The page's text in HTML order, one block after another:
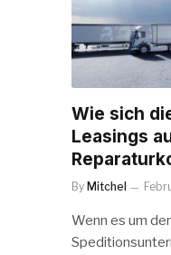
Wie sich
Leasings
By Mitchel
Wenn es um